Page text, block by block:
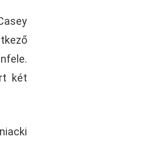
két